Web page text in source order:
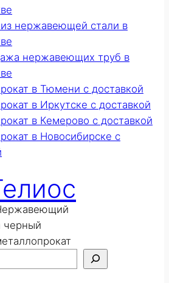
из нержавеющей стали в
нержавеющих труб в
в Тюмени с доставкой
в Иркутске с доставкой
в Кемерово с доставкой
в Новосибирске с
черный